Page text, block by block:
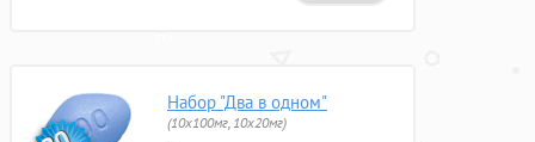
Набор "Два в одном"
(10x100мг, 10x20мг)